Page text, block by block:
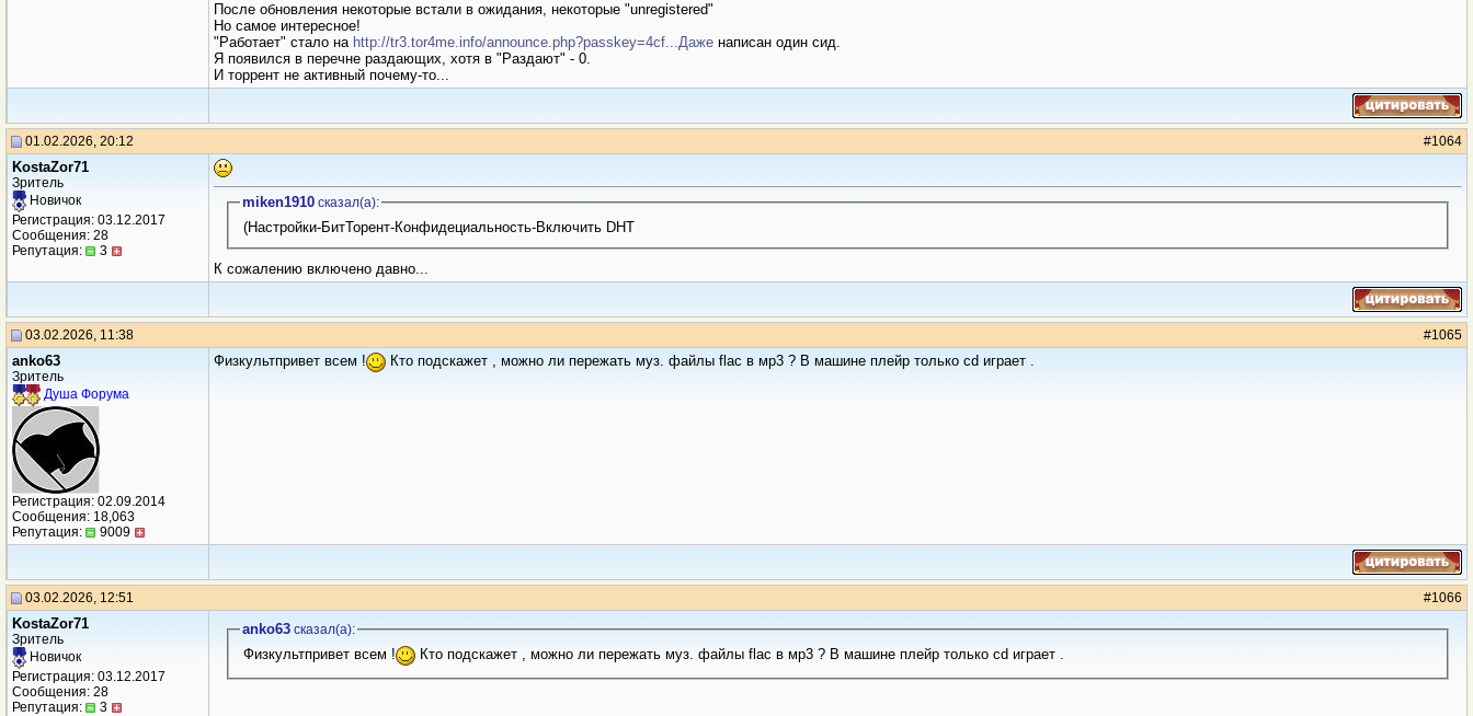
После обновления некоторые встали в ожидания, некоторые "unregistered"
Но самое интересное!
"Работает" стало на http://tr3.tor4me.info/announce.php?passkey=4cf...Даже написан один сид.
Я появился в перечне раздающих, хотя в "Раздают" - 0.
И торрент не активный почему-то...
01.02.2026, 20:12 #1064
KostaZor71
Зритель
Новичок
Регистрация: 03.12.2017
Сообщения: 28
Репутация:
3
miken1910сказал(a):
(Настройки-БитТорент-Конфидециальность-Включить DHT
К сожалению включено давно...
03.02.2026, 11:38 #1065
anko63
Зритель
Душа Форума
Регистрация: 02.09.2014
Сообщения: 18,063
Репутация:
9009
Физкультпривет всем ! Кто подскажет , можно ли пережать муз. файлы flac в мр3 ? В машине плейр только cd играет .
03.02.2026, 12:51 #1066
KostaZor71
Зритель
Новичок
Регистрация: 03.12.2017
Сообщения: 28
Репутация:
3
anko63сказал(a):
Физкультпривет всем ! Кто подскажет , можно ли пережать муз. файлы flac в мр3 ? В машине плейр только cd играет .